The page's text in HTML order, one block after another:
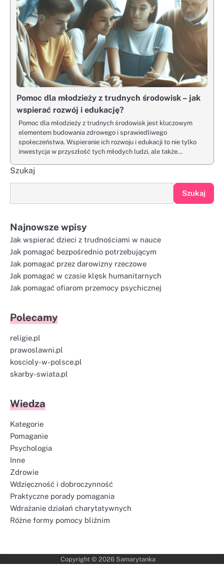
Pomoc dla młodzieży z trudnych środowisk – jak
wspierać rozwój i edukację?
Pomoc dla młodzieży z trudnych środowisk jest kluczowym
elementem budowania zdrowego i sprawiedliwego
społeczeństwa. Wspieranie ich rozwoju i edukacji to nie tylko
inwestycja w przyszłość tych młodych ludzi, ale także…
Szukaj
Szukaj
Najnowsze wpisy
Jak wspierać dzieci z trudnościami w nauce
Jak pomagać bezpośrednio potrzebującym
Jak pomagać przez darowizny rzeczowe
Jak pomagać w czasie klęsk humanitarnych
Jak pomagać ofiarom przemocy psychicznej
Polecamy
religie.pl
prawoslawni.pl
koscioly-w-polsce.pl
skarby-swiata.pl
Wiedza
Kategorie
Pomaganie
Psychologia
Inne
Zdrowie
Wdzięczność i dobroczynność
Praktyczne porady pomagania
Wdrażanie działań charytatywnych
Różne formy pomocy bliźnim
Copyright © 2026 Samarytanka